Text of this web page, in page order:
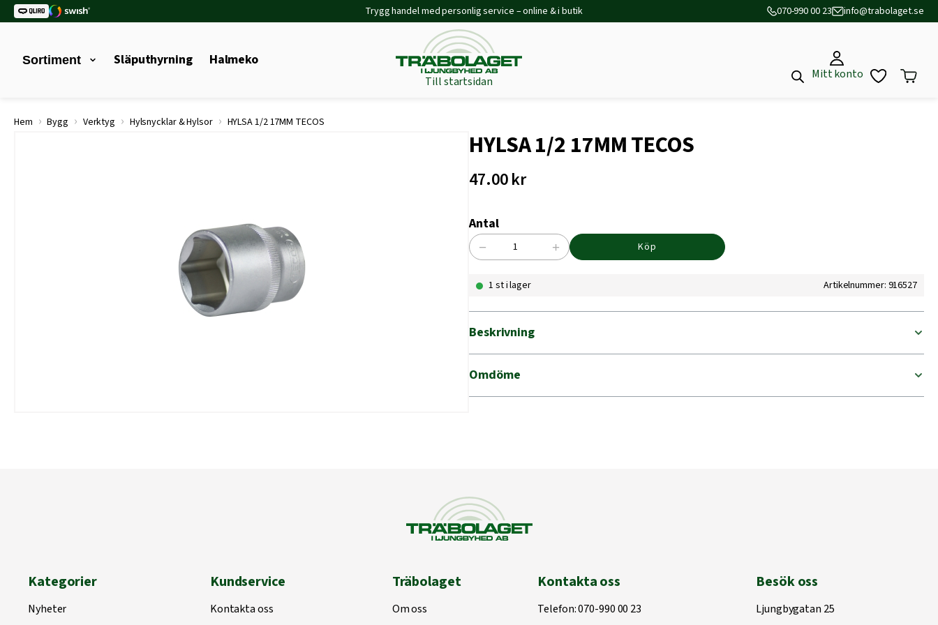
Trygg handel med personlig service – online & i butik 070-990 00 23 info@trabolaget.se
Sortiment Släputhyrning Halmeko
Till startsidan
Mitt konto
Hem › Bygg › Verktyg › Hylsnycklar & Hylsor › HYLSA 1/2 17MM TECOS
HYLSA 1/2 17MM TECOS
47.00kr
Antal
HYLSA
17MM
mängd
− + Köp
1 st i lager Artikelnummer: 916527
Beskrivning
Omdöme
Kategorier
Nyheter
Kundservice
Kontakta oss
Träbolaget
Om oss
Kontakta oss
Telefon:070-990 00 23
Besök oss
Ljungbygatan 25